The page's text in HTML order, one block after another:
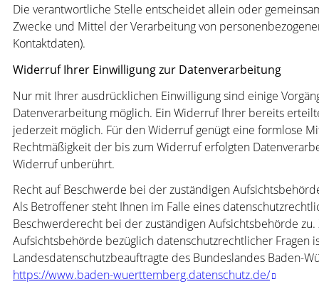
Die verantwortliche Stelle entscheidet allein oder
Zwecke und Mittel der Verarbeitung von
Kontaktdaten).
Widerruf Ihrer Einwilligung zur Datenverarbeitung
Nur mit Ihrer ausdrücklichen Einwilligung sind einige
Datenverarbeitung möglich. Ein Widerruf Ihrer bereits
jederzeit möglich. Für den Widerruf genügt eine formlose
Rechtmäßigkeit der bis zum Widerruf erfolgten
Widerruf unberührt.
Recht auf Beschwerde bei der zuständigen
Als Betroffener steht Ihnen im Falle eines
Beschwerderecht bei der zuständigen Aufsichtsbehörde zu.
Aufsichtsbehörde bezüglich datenschutzrechtlicher Fragen
Landesdatenschutzbeauftragte des Bundeslandes Baden-
https://www.baden-wuerttemberg.datenschutz.de/